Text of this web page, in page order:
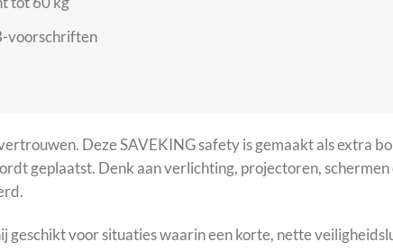
voorschriften
Deze SAVEKING safety is gemaakt als extra
geplaatst. Denk aan verlichting, projectoren,
geschikt voor situaties waarin een korte, nette